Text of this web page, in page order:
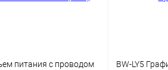
питания c проводом
BW-LY5